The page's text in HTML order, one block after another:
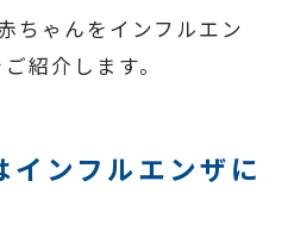
ちゃんをインフルエン
紹介します。
ンフルエンザに